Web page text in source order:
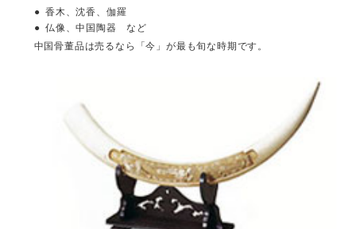
香木、沈香、伽羅
仏像、中国陶器 など
中国骨董品は売るなら「今」が最も旬な時期です。